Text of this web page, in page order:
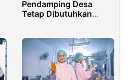
Pendamping Desa
Tetap Dibutuhkan